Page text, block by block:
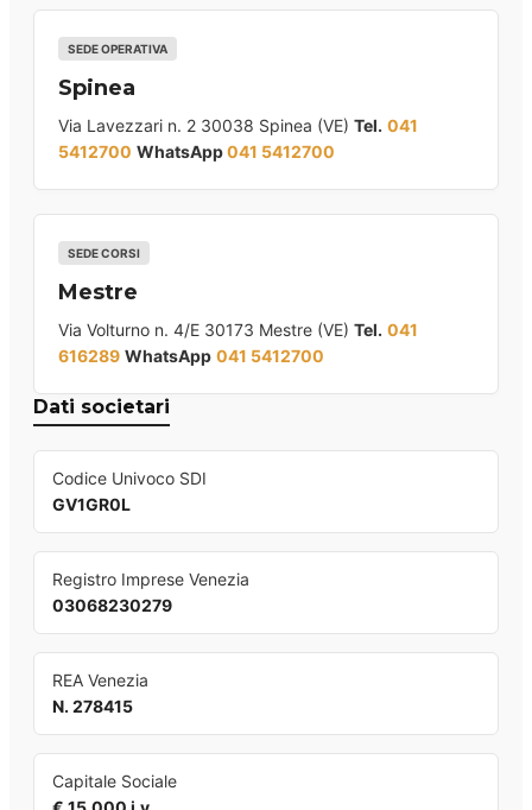
SEDE OPERATIVA
Spinea
Via Lavezzari n. 2 30038 Spinea (VE) Tel. 041
5412700 WhatsApp041 5412700
SEDE CORSI
Mestre
Via Volturno n. 4/E 30173 Mestre (VE) Tel. 041
616289 WhatsApp 041 5412700
Dati societari
Codice Univoco SDI
GV1GR0L
Registro Imprese Venezia
03068230279
REA Venezia
N. 278415
Capitale Sociale